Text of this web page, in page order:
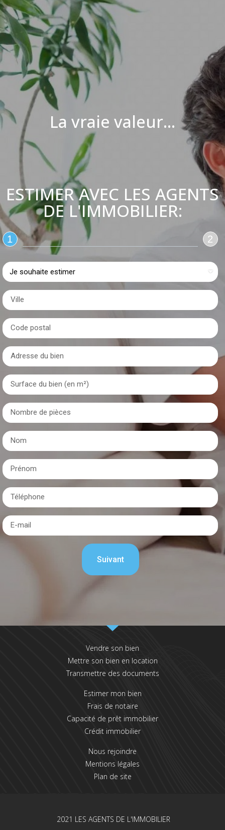
La vraie valeur...
ESTIMER AVEC LES AGENTS
DE L'IMMOBILIER:
1 2
Vendre son bien
Mettre son bien en location
Transmettre des documents
Estimer mon bien
Frais de notaire
Capacité de prêt immobilier
Crédit immobilier
Nous rejoindre
Mentions légales
Plan de site
2021 LES AGENTS DE L'IMMOBILIER